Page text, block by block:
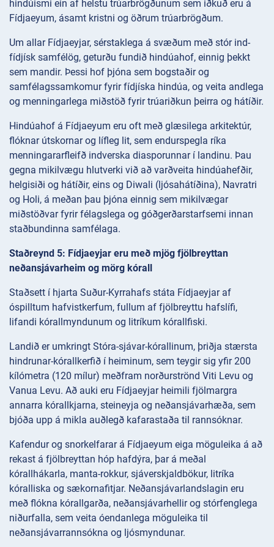
hindúismi ein af helstu trúarbrögðunum sem iðkuð eru á
Fídjaeyum, ásamt kristni og öðrum trúarbrögðum.
Um allar Fídjaeyjar, sérstaklega á svæðum með stór ind-
fídjísk samfélög, geturðu fundið hindúahof, einnig þekkt
sem mandir. Þessi hof þjóna sem bogstaðir og
samfélagssamkomur fyrir fídjíska hindúa, og veita andlega
og menningarlega miðstöð fyrir trúariðkun þeirra og hátíðir.
Hindúahof á Fídjaeyum eru oft með glæsilega arkitektúr,
flóknar útskornar og lífleg lit, sem endurspegla ríka
menningararfleifð indverska diasporunnar í landinu. Þau
gegna mikilvægu hlutverki við að varðveita hindúahefðir,
helgisiði og hátíðir, eins og Diwali (ljósahátíðina), Navratri
og Holi, á meðan þau þjóna einnig sem mikilvægar
miðstöðvar fyrir félagslega og góðgerðarstarfsemi innan
staðbundinna samfélaga.
Staðreynd 5: Fídjaeyjar eru með mjög fjölbreyttan
neðansjávarheim og mörg kórall
Staðsett í hjarta Suður-Kyrrahafs státa Fídjaeyjar af
óspilltum hafvistkerfum, fullum af fjölbreyttu hafslífi,
lifandi kórallmyndunum og litríkum kórallfiski.
Landið er umkringt Stóra-sjávar-kórallinum, þriðja stærsta
hindrunar-kórallkerfið í heiminum, sem teygir sig yfir 200
kílómetra (120 mílur) meðfram norðurströnd Viti Levu og
Vanua Levu. Að auki eru Fídjaeyjar heimili fjölmargra
annarra kórallkjarna, steineyja og neðansjávarhæða, sem
bjóða upp á mikla auðlegð kafarastaða til rannsóknar.
Kafendur og snorkelfarar á Fídjaeyum eiga möguleika á að
rekast á fjölbreyttan hóp hafdýra, þar á meðal
kórallhákarla, manta-rokkur, sjáverskjaldbökur, litríka
kóralliska og sækornafitjar. Neðansjávarlandslagin eru
með flókna kórallgarða, neðansjávarhellir og stórfenglega
niðurfalla, sem veita óendanlega möguleika til
neðansjávarrannsókna og ljósmyndunar.